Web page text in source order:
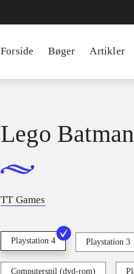
Forside Bøger Artikler
Lego
TT Games
Playstation 4 Playstation 3
Computerspil (dvd-rom)